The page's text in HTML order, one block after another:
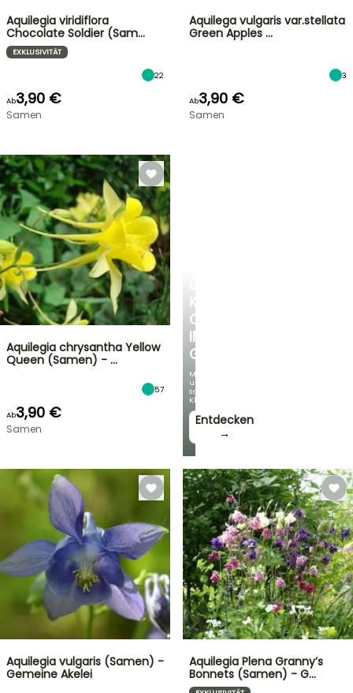
KÜHLE
OASE
IM
GARTEN
Mit
unseren
schönsten
Kletterpflanzen!
Entdecken
→
Aquilegia viridiflora
Chocolate Soldier (Sam…
EXKLUSIVITÄT
22
Ab3,90 €
Samen
Aquilega vulgaris var.stellata
Green Apples …
3
Ab3,90 €
Samen
Aquilegia chrysantha Yellow
Queen (Samen) - …
57
Ab3,90 €
Samen
Aquilegia vulgaris (Samen) -
Gemeine Akelei
Aquilegia Plena Granny’s
Bonnets (Samen) - G…